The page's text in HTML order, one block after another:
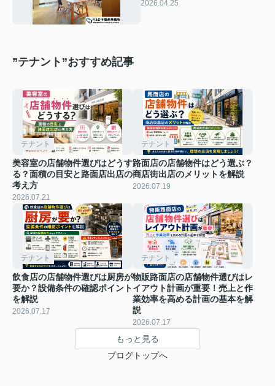
2026.04.25
”テナント”おすすめ記事
テナント
美容室の店舗物件選びはどうす
る？面積の目安と路面店出店の
考え方
2026.07.21
テナント
路面店の店舗物件はどう選ぶ？
商店街出店のメリットを解説
2026.07.19
テナント
飲食店の店舗物件選びは厨房が
要か？設備条件の確認ポイント
を解説
2026.07.17
テナント
物販路面店の店舗物件選びはレ
イアウト計画が重要！売上と作
業効率を高める計画の基本を解
説
2026.07.17
もっと見る
ブログトップへ